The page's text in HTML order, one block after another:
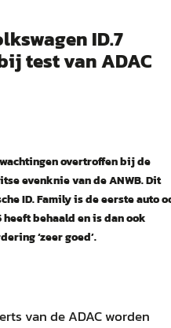
ID.7
test van ADAC
overtroffen bij de
evenknie van de ANWB. Dit
ID. Family is de eerste auto
behaald en is dan ook
‘zeer goed’.
van de ADAC worden